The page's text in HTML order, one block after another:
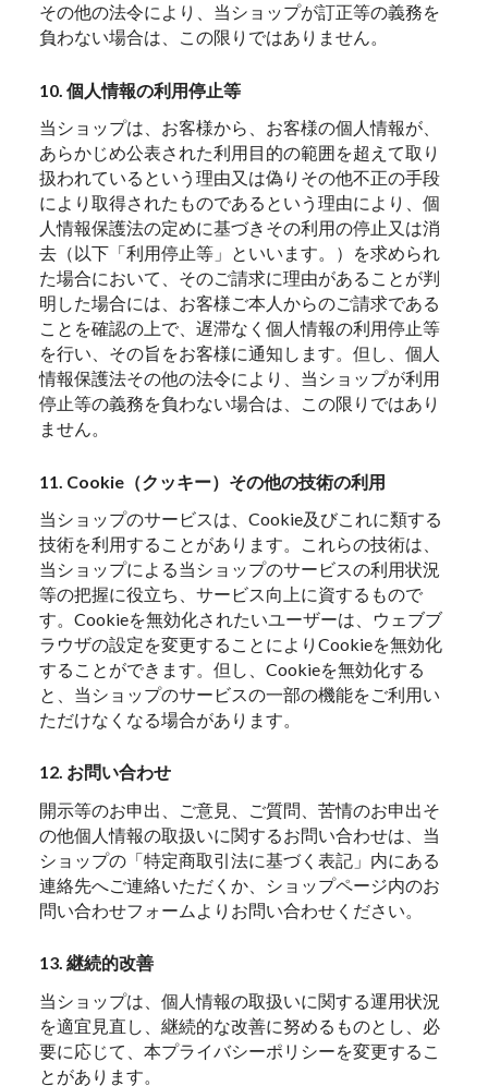
その他の法令により、当ショップが訂正等の義務を
負わない場合は、この限りではありません。
10. 個人情報の利用停止等
当ショップは、お客様から、お客様の個人情報が、
あらかじめ公表された利用目的の範囲を超えて取り
扱われているという理由又は偽りその他不正の手段
により取得されたものであるという理由により、個
人情報保護法の定めに基づきその利用の停止又は消
去（以下「利用停止等」といいます。）を求められ
た場合において、そのご請求に理由があることが判
明した場合には、お客様ご本人からのご請求である
ことを確認の上で、遅滞なく個人情報の利用停止等
を行い、その旨をお客様に通知します。但し、個人
情報保護法その他の法令により、当ショップが利用
停止等の義務を負わない場合は、この限りではあり
ません。
11. Cookie（クッキー）その他の技術の利用
当ショップのサービスは、Cookie及びこれに類する
技術を利用することがあります。これらの技術は、
当ショップによる当ショップのサービスの利用状況
等の把握に役立ち、サービス向上に資するもので
す。Cookieを無効化されたいユーザーは、ウェブブ
ラウザの設定を変更することによりCookieを無効化
することができます。但し、Cookieを無効化する
と、当ショップのサービスの一部の機能をご利用い
ただけなくなる場合があります。
12. お問い合わせ
開示等のお申出、ご意見、ご質問、苦情のお申出そ
の他個人情報の取扱いに関するお問い合わせは、当
ショップの「特定商取引法に基づく表記」内にある
連絡先へご連絡いただくか、ショップページ内のお
問い合わせフォームよりお問い合わせください。
13. 継続的改善
当ショップは、個人情報の取扱いに関する運用状況
を適宜見直し、継続的な改善に努めるものとし、必
要に応じて、本プライバシーポリシーを変更するこ
とがあります。